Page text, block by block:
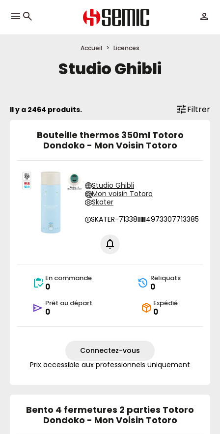
menu
Accueil Licences
Studio Ghibli
Il y a 2464 produits. Filtrer
Bouteille thermos 350ml Totoro
Dondoko - Mon Voisin Totoro
Studio Ghibli
Mon voisin Totoro
Skater
SKATER-71338
4973307713385
En commande
0
Reliquats
0
Prêt au départ
0
Expédié
0
Connectez-vous
Prix accessible aux professionnels uniquement
Bento 4 fermetures 2 parties Totoro
Dondoko - Mon Voisin Totoro